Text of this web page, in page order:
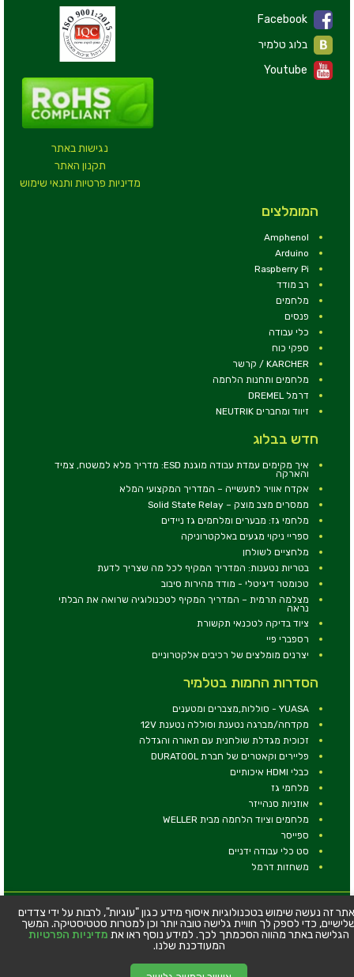
נגישות באתר
תקנון האתר
מדיניות פרטיות ותנאי שימוש
Facebook
Youtube
המומלצים
Amphenol
Arduino
Raspberry Pi
רב מודד
מלחמים
פנסים
כלי עבודה
ספקי כוח
KARCHER / קרשר
מלחמים ותחנות הלחמה
דרמל DREMEL
זיווד ומחברים NEUTRIK
חדש בבלוג
איך מקימים עמדת עבודה מוגנת ESD: מדריך מלא למשטח, צמיד
והארקה
אקדח אוויר לתעשייה – המדריך המקצועי המלא
ממסרים מצב מוצק – Solid State Relay
מלחמי גז: מבערים ומלחמים גז ניידים
ספריי ניקוי מגעים באלקטרוניקה
מלחציים לשולחן
בטריות נטענות: המדריך המקיף לכל מה שצריך לדעת
טכומטר דיגיטלי - מודד מהירות סיבוב
מצלמה תרמית – המדריך המקיף לטכנולוגיה שרואה את הבלתי
נראה
ציוד בדיקה לטכנאי תקשורת
רספברי פיי
יצרנים מומלצים של רכיבים אלקטרוניים
הסדרות החמות בטלמיר
YUASA - סוללות,מצברים ומטענים
מקדחה/מברגה נטענת וסוללה נטענת 12V
זכוכית מגדלת שולחנית עם תאורה והגדלה
פליירים וקאטרים של חברת DURATOOL
כבלי HDMI איכותיים
מלחמי גז
אוזניות סנהייזר
מלחמים וציוד הלחמה מבית WELLER
ספייסר
סט כלי עבודה ידניים
משחזות דרמל
© כל הזכויות שמורות - טלמיר אלקטרוניקה בע''מ
כתובת: דרך העצמאות 63, חיפה
טלפון:04-8534564
זה נעשה שימוש בטכנולוגיות איסוף מידע כגון "עוגיות", לרבות על ידי צדדים
כדי לספק לך חוויית גלישה טובה יותר וכן למטרות סטטיסטיקה. המשך
הגלישה באתר מהווה הסכמתך לכך. למידע נוסף ראו את מדיניות הפרטיות
המעודכנת שלנו.